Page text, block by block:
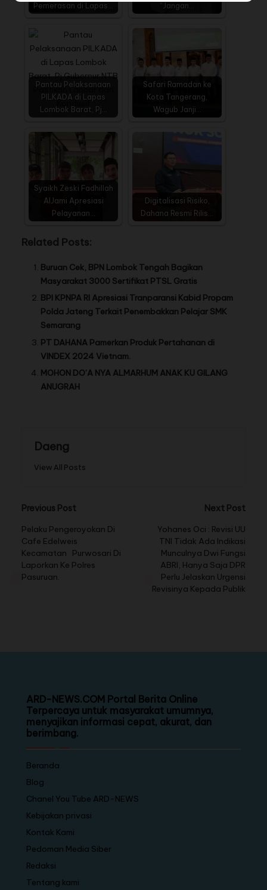
Pemerasan di Lapas…
“Jangan…
Pantau Pelaksanaan
PILKADA di Lapas
Lombok Barat, Pj…
Safari Ramadan ke
Kota Tangerang,
Wagub Janji…
Syaikh Zeski Fadhillah
AlJami Apresiasi
Pelayanan…
Digitalisasi Risiko,
Dahana Resmi Rilis…
Related Posts:
Buruan Cek, BPN Lombok Tengah Bagikan
Masyarakat 3000 Sertifikat PTSL Gratis
BPI KPNPA RI Apresiasi Tranparansi Kabid Propam
Polda Jateng Terkait Penembakkan Pelajar SMK
Semarang
PT DAHANA Pamerkan Produk Pertahanan di
VINDEX 2024 Vietnam.
MOHON DO’A NYA ALMARHUM ANAK KU GILANG
ANUGRAH
Daeng
View All Posts
Previous Post
Pelaku Pengeroyokan Di
Cafe Edelweis
Kecamatan Purwosari Di
Laporkan Ke Polres
Pasuruan.
Next Post
Yohanes Oci : Revisi UU
TNI Tidak Ada Indikasi
Munculnya Dwi Fungsi
ABRI, Hanya Saja DPR
Perlu Jelaskan Urgensi
Revisinya Kepada Publik
ARD-NEWS.COM Portal Berita Online
Terpercaya untuk masyarakat umumnya,
menyajikan informasi cepat, akurat, dan
berimbang.
Beranda
Blog
Chanel You Tube ARD-NEWS
Kebijakan privasi
Kontak Kami
Pedoman Media Siber
Redaksi
Tentang kami